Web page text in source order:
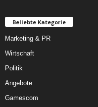
Beliebte Kategorie
Marketing & PR
Wirtschaft
Politik
Angebote
Gamescom